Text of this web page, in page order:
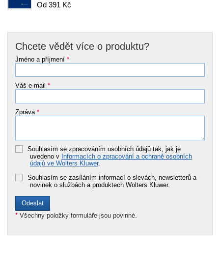
Od 391 Kč
Chcete vědět více o produktu?
Jméno a příjmení *
Váš e-mail *
Zpráva *
Souhlasím se zpracováním osobních údajů tak, jak je
uvedeno v Informacích o zpracování a ochraně osobních
údajů ve Wolters Kluwer.
Souhlasím se zasíláním informací o slevách, newsletterů a
novinek o službách a produktech Wolters Kluwer.
* Všechny položky formuláře jsou povinné.